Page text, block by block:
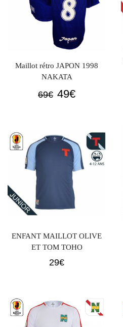
Maillot rétro JAPON 1998
NAKATA
69€ Le
était :
69€.
49€Le
est :
49€.
ENFANT MAILLOT OLIVE
ET TOM TOHO
29€